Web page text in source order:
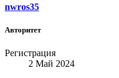
nwros35
Авторитет
Регистрация
2 Май 2024